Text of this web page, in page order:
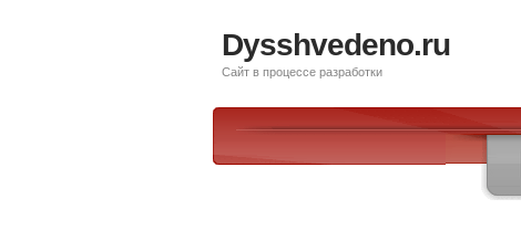
Dysshvedeno.ru
Сайт в процессе разработки